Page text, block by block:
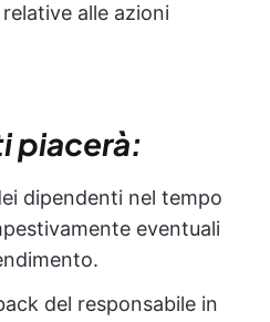
alle azioni
piacerà:
dipendenti nel tempo
eventuali
del responsabile in